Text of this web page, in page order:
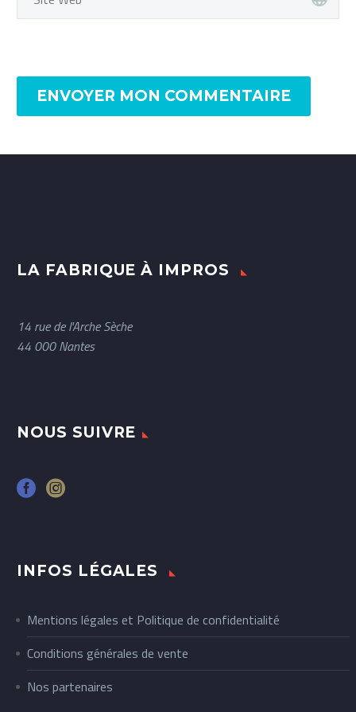
ENVOYER MON COMMENTAIRE
LA FABRIQUE À IMPROS
14 rue de l'Arche Sèche
44 000 Nantes
NOUS SUIVRE
INFOS LÉGALES
Mentions légales et Politique de confidentialité
Conditions générales de vente
Nos partenaires